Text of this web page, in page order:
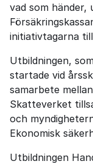
vad som händer,
initiativtagarna
Utbildningen,
startade vid
samarbete
Skatteverket
och
Ekonomisk
Utbildningen